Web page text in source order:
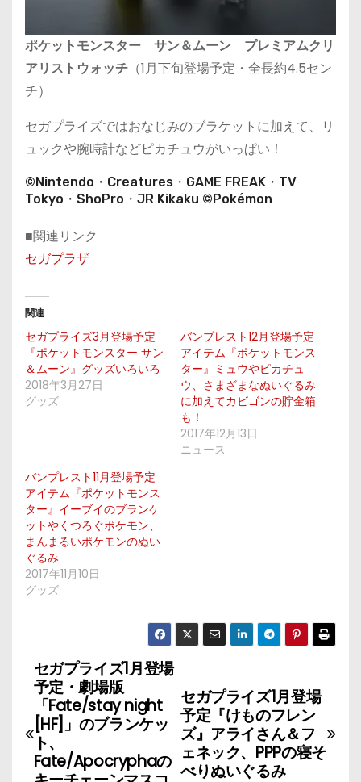
ポケットモンスター サン＆ムーン プレミアムクリ
アリストウォッチ （1月下旬登場予定・全長約4.5セン
チ）
セガプライズではおなじみのブラケットに加えて、リ
ュックや腕時計などピカチュウがいっぱい！
©Nintendo・Creatures・GAME FREAK・TV
Tokyo・ShoPro・JR Kikaku ©Pokémon
■関連リンク
セガプラザ
関連
セガプライズ3月登場予定
『ポケットモンスター サン
＆ムーン』グッズいろいろ
2018年3月27日
グッズ
バンプレスト12月登場予定
アイテム『ポケットモンス
ター』ミュウやピカチュ
ウ、さまざまなぬいぐるみ
に加えてカビゴンの貯金箱
も！
2017年12月13日
ニュース
バンプレスト11月登場予定
アイテム『ポケットモンス
ター』イーブイのブランケ
ットやくつろぐポケモン、
まんまるいポケモンのぬい
ぐるみ
2017年11月10日
グッズ
投
稿
ナ
セガプライズ1月登場
予定『けものフレン
ズ』アライさん＆フ
ェネック、PPPの寝そ
べりぬいぐるみ
セガプライズ1月登場
予定・劇場版
「Fate/stay night
[HF]」のブランケッ
ト、
Fate/Apocryphaの